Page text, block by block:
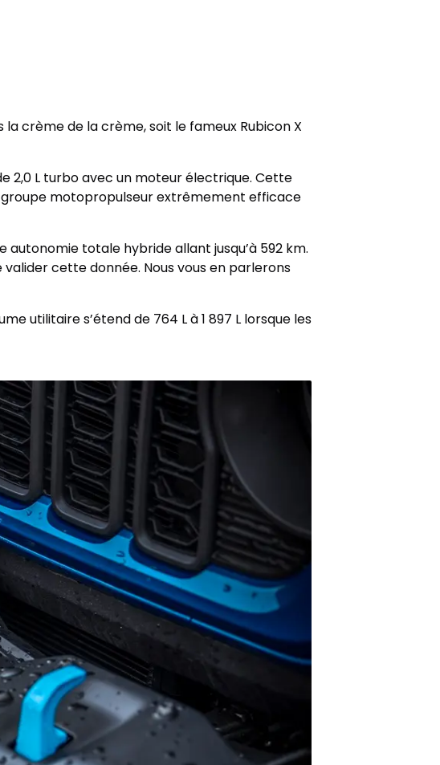
crème de la crème, soit le fameux Rubicon X
2,0 L turbo avec un moteur électrique. Cette
motopropulseur extrêmement efficace
totale hybride allant jusqu’à 592 km.
cette donnée. Nous vous en parlerons
utilitaire s’étend de 764 L à 1 897 L lorsque les